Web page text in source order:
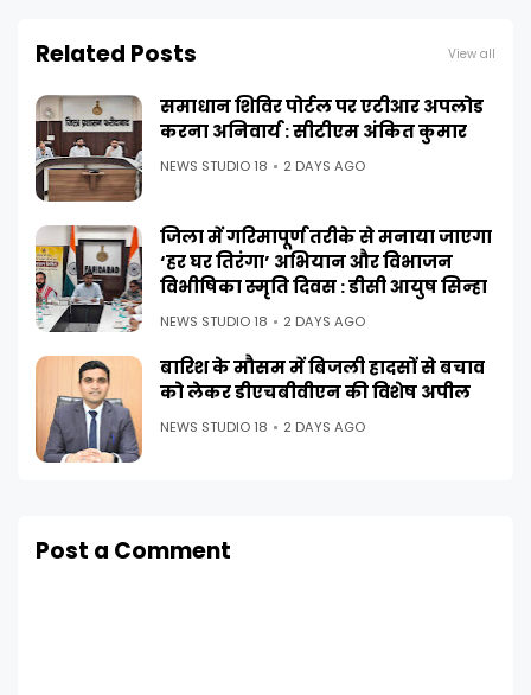
Related Posts View all
समाधान शिविर पोर्टल पर एटीआर अपलोड
करना अनिवार्य : सीटीएम अंकित कुमार
NEWS STUDIO 18 2 DAYS AGO
जिला में गरिमापूर्ण तरीके से मनाया जाएगा
‘हर घर तिरंगा’ अभियान और विभाजन
विभीषिका स्मृति दिवस : डीसी आयुष सिन्हा
NEWS STUDIO 18 2 DAYS AGO
बारिश के मौसम में बिजली हादसों से बचाव
को लेकर डीएचबीवीएन की विशेष अपील
NEWS STUDIO 18 2 DAYS AGO
Post a Comment